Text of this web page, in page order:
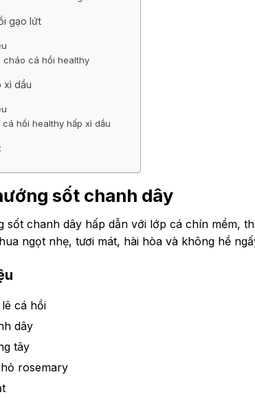
gạo lứt
cháo cá hồi healthy
xì dầu
hồi healthy hấp xì dầu
sốt chanh dây
sốt chanh dây hấp dẫn với lớp cá chín mềm,
ngọt nhẹ, tươi mát, hài hòa và không hề
cá hồi
dây
tây
rosemary